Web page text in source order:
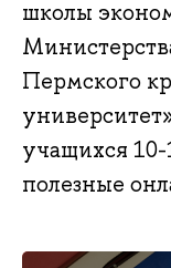
школы
Пермского
учащихся 10-
полезные